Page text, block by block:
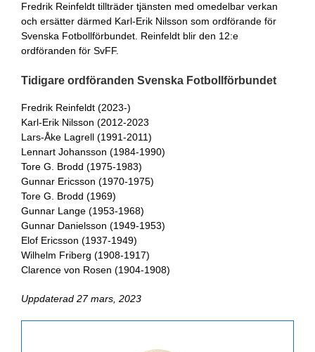
Fredrik Reinfeldt tillträder tjänsten med omedelbar verkan
och ersätter därmed Karl-Erik Nilsson som ordförande för
Svenska Fotbollförbundet. Reinfeldt blir den 12:e
ordföranden för SvFF.
Tidigare ordföranden Svenska Fotbollförbundet
Fredrik Reinfeldt (2023-)
Karl-Erik Nilsson (2012-2023
Lars-Åke Lagrell (1991-2011)
Lennart Johansson (1984-1990)
Tore G. Brodd (1975-1983)
Gunnar Ericsson (1970-1975)
Tore G. Brodd (1969)
Gunnar Lange (1953-1968)
Gunnar Danielsson (1949-1953)
Elof Ericsson (1937-1949)
Wilhelm Friberg (1908-1917)
Clarence von Rosen (1904-1908)
Uppdaterad 27 mars, 2023